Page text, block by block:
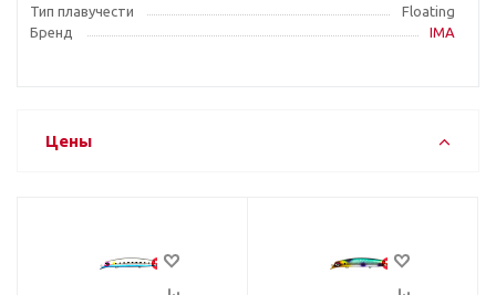
Тип плавучести
Floating
Бренд
IMA
Цены